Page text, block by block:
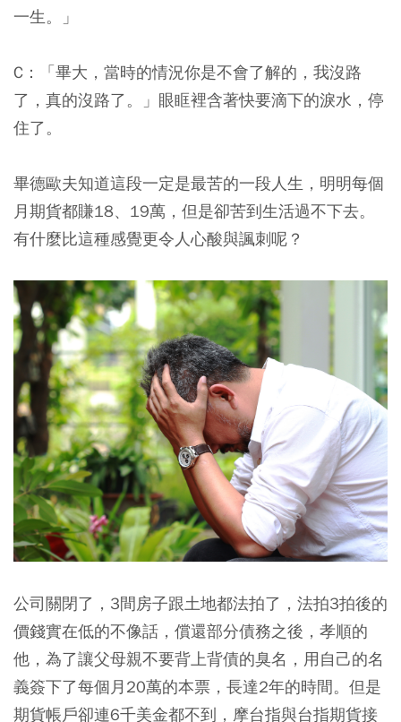
一生。」
C：「畢大，當時的情況你是不會了解的，我沒路
了，真的沒路了。」眼眶裡含著快要滴下的淚水，停
住了。
畢德歐夫知道這段一定是最苦的一段人生，明明每個
月期貨都賺18、19萬，但是卻苦到生活過不下去。
有什麼比這種感覺更令人心酸與諷刺呢？
公司關閉了，3間房子跟土地都法拍了，法拍3拍後的
價錢實在低的不像話，償還部分債務之後，孝順的
他，為了讓父母親不要背上背債的臭名，用自己的名
義簽下了每個月20萬的本票，長達2年的時間。但是
期貨帳戶卻連6千美金都不到，摩台指與台指期貨接